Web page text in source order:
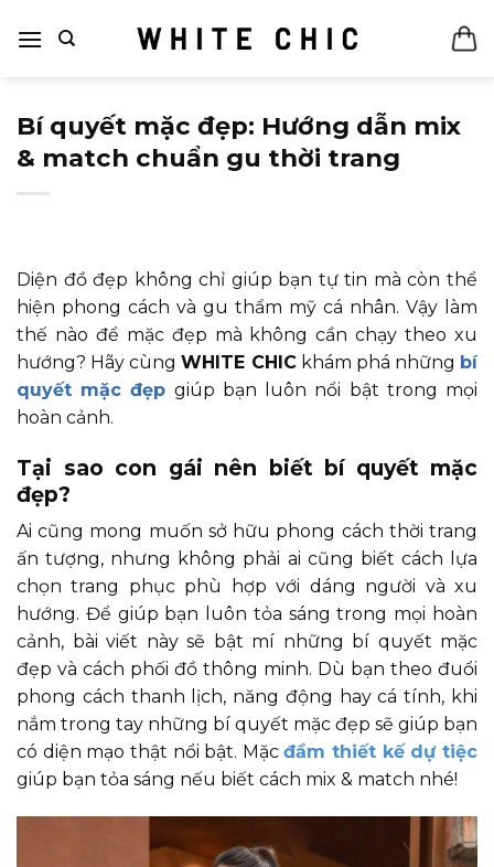
qua
Bí quyết mặc đẹp: Hướng dẫn mix
& match chuẩn gu thời trang
Diện đồ đẹp không chỉ giúp bạn tự tin mà còn thể
hiện phong cách và gu thẩm mỹ cá nhân. Vậy làm
thế nào để mặc đẹp mà không cần chạy theo xu
hướng? Hãy cùngWHITE CHICkhám phá những bí
quyết mặc đẹp giúp bạn luôn nổi bật trong mọi
hoàn cảnh.
Tại sao con gái nên biết bí quyết mặc
đẹp?
Ai cũng mong muốn sở hữu phong cách thời trang
ấn tượng, nhưng không phải ai cũng biết cách lựa
chọn trang phục phù hợp với dáng người và xu
hướng. Để giúp bạn luôn tỏa sáng trong mọi hoàn
cảnh, bài viết này sẽ bật mí những bí quyết mặc
đẹp và cách phối đồ thông minh. Dù bạn theo đuổi
phong cách thanh lịch, năng động hay cá tính, khi
nắm trong tay những bí quyết mặc đẹp sẽ giúp bạn
có diện mạo thật nổi bật. Mặcđầm thiết kế dự tiệc
giúp bạn tỏa sáng nếu biết cách mix & match nhé!